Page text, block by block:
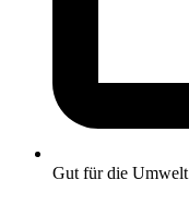
Gut für die Umwelt